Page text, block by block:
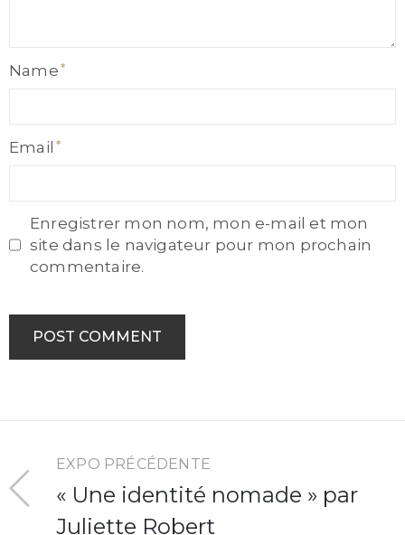
Name
Email
Enregistrer mon nom, mon e-mail et mon
site dans le navigateur pour mon prochain
commentaire.
EXPO PRÉCÉDENTE
« Une identité nomade » par
Juliette Robert